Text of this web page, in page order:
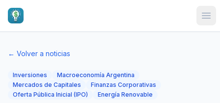
← Volver a noticias
Inversiones
Macroeconomía Argentina
Mercados de Capitales
Finanzas Corporativas
Oferta Pública Inicial (IPO)
Energía Renovable